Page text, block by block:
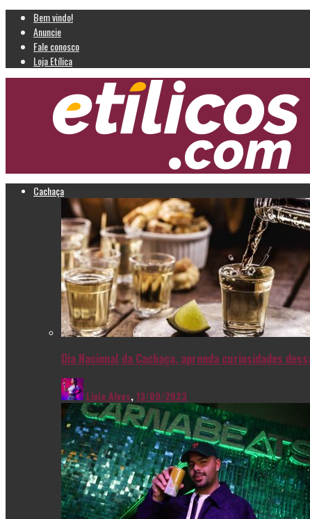
Bem vindo!
Anuncie
Fale conosco
Loja Etílica
Cachaça
Dia Nacional da Cachaça, aprenda curiosidades
Livia Alves,13/09/2023